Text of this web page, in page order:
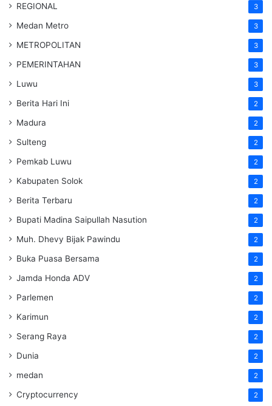
REGIONAL 3
Medan Metro 3
METROPOLITAN 3
PEMERINTAHAN 3
Luwu 3
Berita Hari Ini 2
Madura 2
Sulteng 2
Pemkab Luwu 2
Kabupaten Solok 2
Berita Terbaru 2
Bupati Madina Saipullah Nasution 2
Muh. Dhevy Bijak Pawindu 2
Buka Puasa Bersama 2
Jamda Honda ADV 2
Parlemen 2
Karimun 2
Serang Raya 2
Dunia 2
medan 2
Cryptocurrency 2